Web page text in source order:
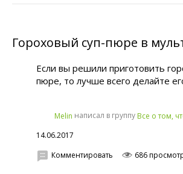
Гороховый суп-пюре в
Если вы решили приготовить
пюре, то лучше всего делайте
Melin написал в группу Все о том,
14.06.2017
Комментировать
686